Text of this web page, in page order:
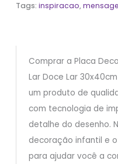
Tags:inspiracao,
Comprar a Placa
Lar Doce Lar
um produto de
com tecnologia de
detalhe do desenho.
decoração infantil e
para ajudar você a